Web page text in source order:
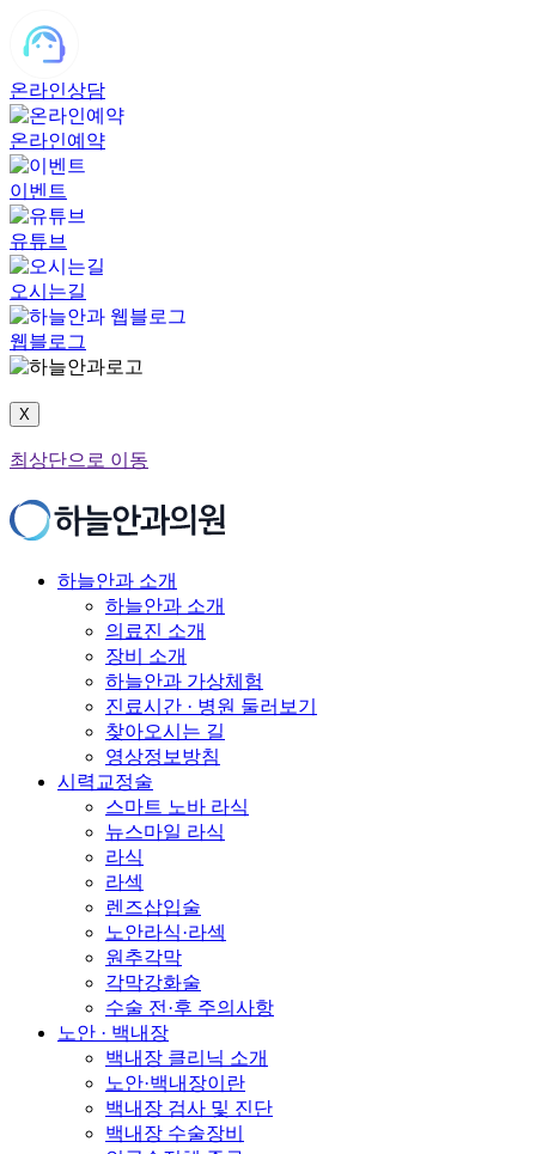
온라인상담
온라인예약
이벤트
유튜브
오시는길
웹블로그
X
최상단으로 이동
하늘안과 소개
하늘안과 소개
의료진 소개
장비 소개
하늘안과 가상체험
진료시간 · 병원 둘러보기
찾아오시는 길
영상정보방침
시력교정술
스마트 노바 라식
뉴스마일 라식
라식
라섹
렌즈삽입술
노안라식·라섹
원추각막
각막강화술
수술 전·후 주의사항
노안 · 백내장
백내장 클리닉 소개
노안·백내장이란
백내장 검사 및 진단
백내장 수술장비